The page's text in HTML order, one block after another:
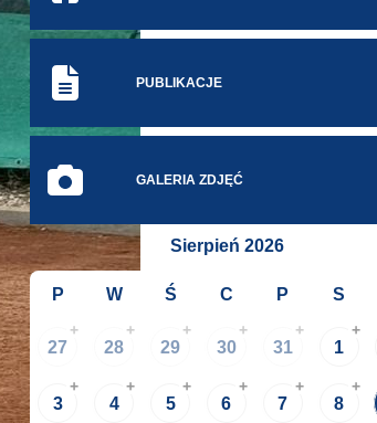
PUBLIKACJE
GALERIA ZDJĘĆ
Sierpień 2026
P W Ś C P S
27
+
28
+
29
+
30
+
31
+
1
+
3
+
4
+
5
+
6
+
7
+
8
+